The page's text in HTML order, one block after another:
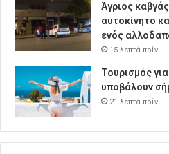
Άγριος
αυτοκίνητο
ενός
15 λεπτά πρίν
Τουρισμός
υποβάλουν
21 λεπτά πρίν